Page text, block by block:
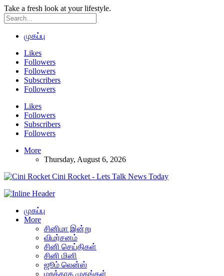
Take a fresh look at your lifestyle.
முகப்பு
Likes
Followers
Followers
Subscribers
Followers
Likes
Followers
Subscribers
Followers
More
Thursday, August 6, 2026
Cini Rocket - Lets Talk News Today
முகப்பு
More
சினிமா இன்று
விமர்சனம்
சினி செய்திகள்
சினி மினி
ஜூம் லென்ஸ்
மறக்காத முகங்கள்